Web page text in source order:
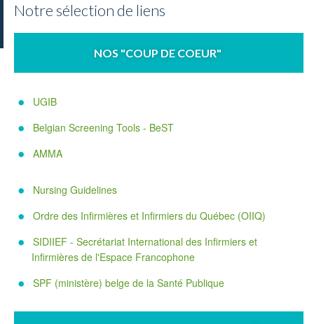
Notre sélection de liens
NOS "COUP DE COEUR"
UGIB
Belgian Screening Tools - BeST
AMMA
Nursing Guidelines
Ordre des Infirmières et Infirmiers du Québec (OIIQ)
SIDIIEF - Secrétariat International des Infirmiers et
Infirmières de l'Espace Francophone
SPF (ministère) belge de la Santé Publique